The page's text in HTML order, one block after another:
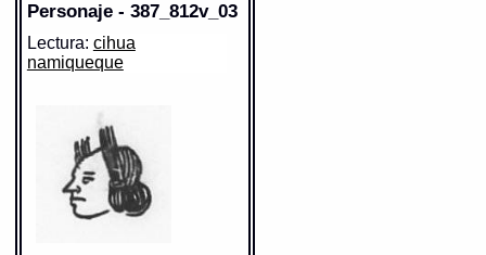
Sentido:
https://tlachia.iib.unam.mx/elemento/09.09.10
MH: TEOTLALTZINCO - 387_812v
Elemento: tlacatl
Personaje - 387_812v_03
Lectura: cihua
namiqueque